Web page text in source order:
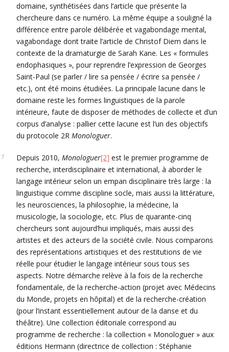
domaine, synthétisées dans l’article que présente la
chercheure dans ce numéro. La même équipe a souligné la
différence entre parole délibérée et vagabondage mental,
vagabondage dont traite l’article de Christof Diem dans le
contexte de la dramaturgie de Sarah Kane. Les « formules
endophasiques », pour reprendre l’expression de Georges
Saint-Paul (se parler / lire sa pensée / écrire sa pensée /
etc.), ont été moins étudiées. La principale lacune dans le
domaine reste les formes linguistiques de la parole
intérieure, faute de disposer de méthodes de collecte et d’un
corpus d’analyse : pallier cette lacune est l’un des objectifs
du protocole 2RMonologuer.
Depuis 2010,Monologuer[2] est le premier programme de
recherche, interdisciplinaire et international, à aborder le
langage intérieur selon un empan disciplinaire très large : la
linguistique comme discipline socle, mais aussi la littérature,
les neurosciences, la philosophie, la médecine, la
musicologie, la sociologie, etc. Plus de quarante-cinq
chercheurs sont aujourd’hui impliqués, mais aussi des
artistes et des acteurs de la société civile. Nous comparons
des représentations artistiques et des restitutions de vie
réelle pour étudier le langage intérieur sous tous ses
aspects. Notre démarche relève à la fois de la recherche
fondamentale, de la recherche-action (projet avec Médecins
du Monde, projets en hôpital) et de la recherche-création
(pour l’instant essentiellement autour de la danse et du
théâtre). Une collection éditoriale correspond au
programme de recherche : la collection « Monologuer » aux
éditions Hermann (directrice de collection : Stéphanie